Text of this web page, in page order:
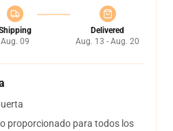
Aug. 09
Delivered
Aug. 13 - Aug. 20
proporcionado para todos los